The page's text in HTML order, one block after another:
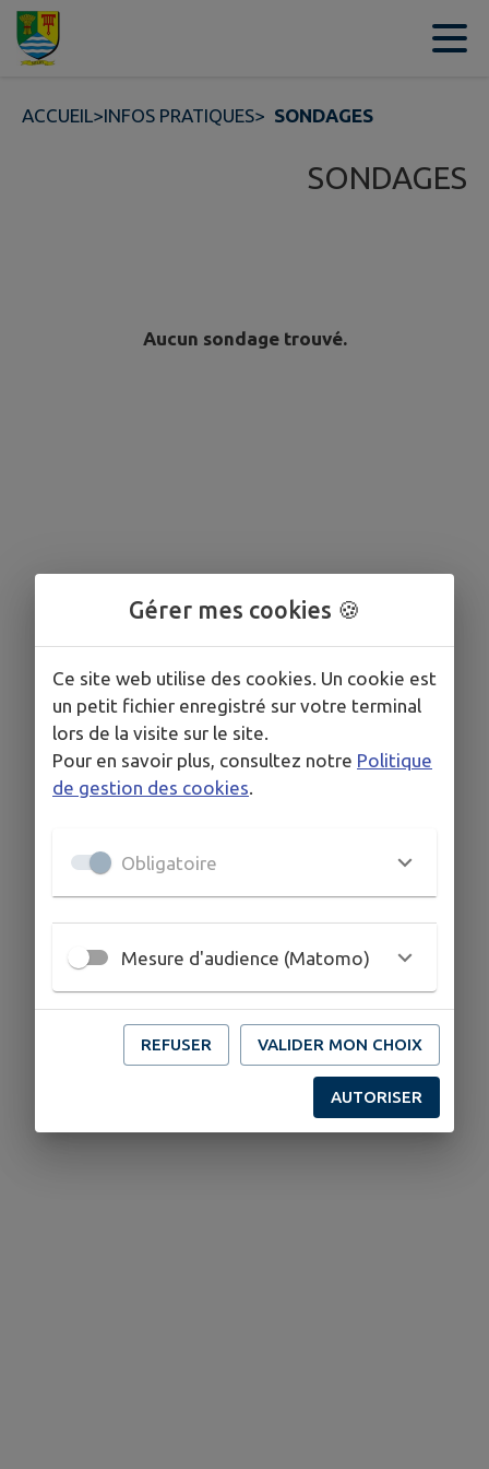
Contenu
ACCUEIL>INFOS PRATIQUES> SONDAGES
SONDAGES
Aucun sondage trouvé.
Gérer mes cookies 🍪
Ce site web utilise des cookies. Un cookie est
un petit fichier enregistré sur votre terminal
lors de la visite sur le site.
Pour en savoir plus, consultez notre Politique
de gestion des cookies.
Obligatoire
Mesure d'audience (Matomo)
REFUSER VALIDER MON CHOIX
AUTORISER